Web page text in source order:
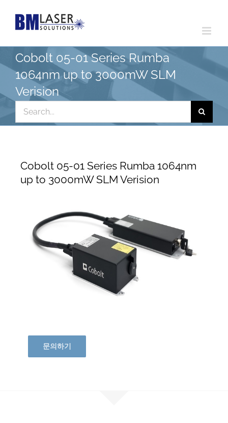
Cobolt 05-01 Series Rumba
1064nm up to 3000mW SLM
Verision
for:
Cobolt 05-01 Series Rumba 1064nm
up to 3000mW SLM Verision
문의하기